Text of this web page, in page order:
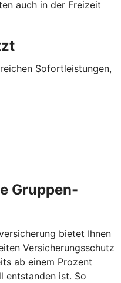
auch in der Freizeit
Sofortleistungen,
Gruppen-
bietet Ihnen
Versicherungsschutz
ab einem Prozent
entstanden ist. So